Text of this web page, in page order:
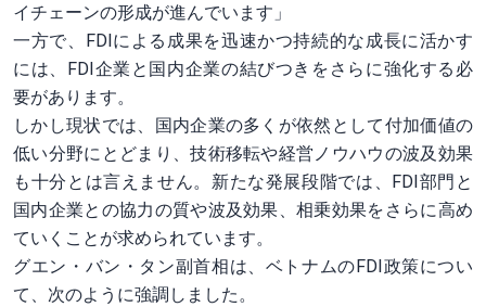
イチェーンの形成が進んでいます」
一方で、FDIによる成果を迅速かつ持続的な成長に活かす
には、FDI企業と国内企業の結びつきをさらに強化する必
要があります。
しかし現状では、国内企業の多くが依然として付加価値の
低い分野にとどまり、技術移転や経営ノウハウの波及効果
も十分とは言えません。新たな発展段階では、FDI部門と
国内企業との協力の質や波及効果、相乗効果をさらに高め
ていくことが求められています。
グエン・バン・タン副首相は、ベトナムのFDI政策につい
て、次のように強調しました。